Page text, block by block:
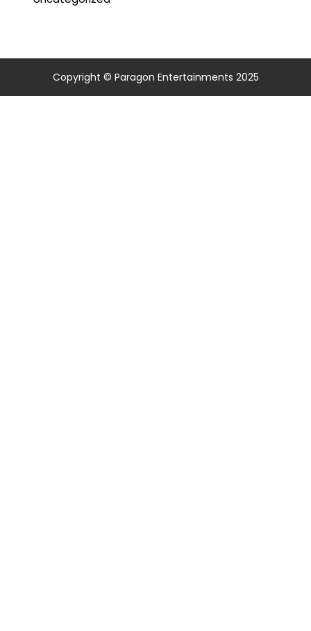
Copyright © Paragon Entertainments 2025